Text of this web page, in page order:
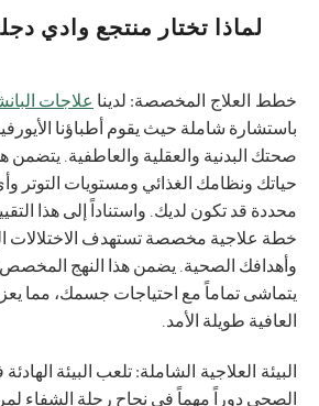
لماذا تختار منتجع وادي
خطط العلاج المخصصة: لدينا علاجات
باستشارة شاملة حيث يقوم أطباؤنا
صحتك البدنية والعقلية والعاطفية. يتضمن
حياتك ونظامك الغذائي ومستويات
محددة قد تكون لديك. واستناداً إلى هذا
خطة علاجية مخصصة تستهدف الاختلالات
وأهدافك الصحية. يضمن هذا النهج المخصص
يتماشى تماماً مع احتياجات جسمك، مما يعزز
العافية طويلة الأمد.
البيئة العلاجية الشاملة:تلعب البيئة
الصحي دوراً مهماً في نجاح رحلة الشفاء